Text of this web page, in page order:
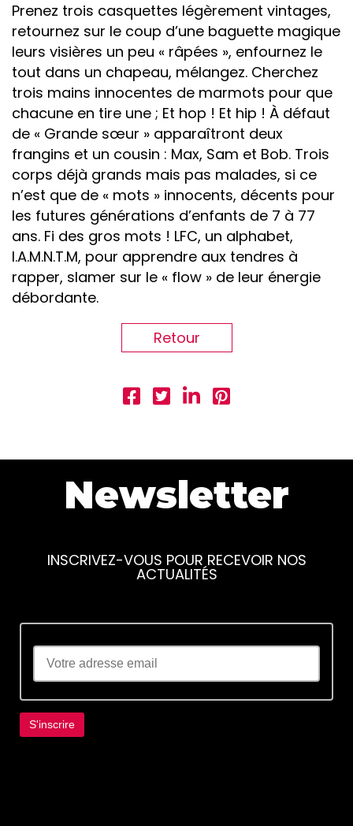
Prenez trois casquettes légèrement vintages,
retournez sur le coup d’une baguette magique
leurs visières un peu « râpées », enfournez le
tout dans un chapeau, mélangez. Cherchez
trois mains innocentes de marmots pour que
chacune en tire une ; Et hop ! Et hip ! À défaut
de « Grande sœur » apparaîtront deux
frangins et un cousin : Max, Sam et Bob. Trois
corps déjà grands mais pas malades, si ce
n’est que de « mots » innocents, décents pour
les futures générations d’enfants de 7 à 77
ans. Fi des gros mots ! LFC, un alphabet,
I.A.M.N.T.M, pour apprendre aux tendres à
rapper, slamer sur le « flow » de leur énergie
débordante.
Retour
Newsletter
INSCRIVEZ-VOUS POUR RECEVOIR NOS
ACTUALITÉS